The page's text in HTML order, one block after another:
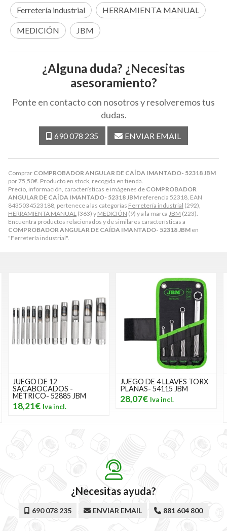
Comprar COMPROBADOR ANGULAR DE CAÍDA IMANTADO- 52318 JBM
por75,50€. Producto en stock, recogida en tienda.
Precio, información, características e imágenes de COMPROBADOR
ANGULAR DE CAÍDA IMANTADO- 52318 JBM referencia 52318, EAN
8435034523188, pertenece a las categorías Ferretería industrial (292),
HERRAMIENTA MANUAL (363) y MEDICIÓN (9) y a la marca JBM (223).
Encuentra productos relacionados y de similares características a
COMPROBADOR ANGULAR DE CAÍDA IMANTADO- 52318 JBM en
"Ferretería industrial".
Ferretería industrial
HERRAMIENTA MANUAL
MEDICIÓN JBM
¿Alguna duda? ¿Necesitas
asesoramiento?
Ponte en contacto con nosotros y resolveremos tus
dudas.
690 078 235 ENVIAR EMAIL
JUEGO DE 12
SACABOCADOS -
MÉTRICO- 52885 JBM
18,21€
JUEGO DE 4 LLAVES TORX
PLANAS- 54115 JBM
28,07€
¿Necesitas ayuda?
690 078 235 ENVIAR EMAIL 881 604 800